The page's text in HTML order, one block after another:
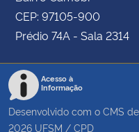
CEP: 97105-900
Prédio 74A - Sala 2314
Acesso à
Informação
Desenvolvido com o CMS
2026 UFSM / CPD